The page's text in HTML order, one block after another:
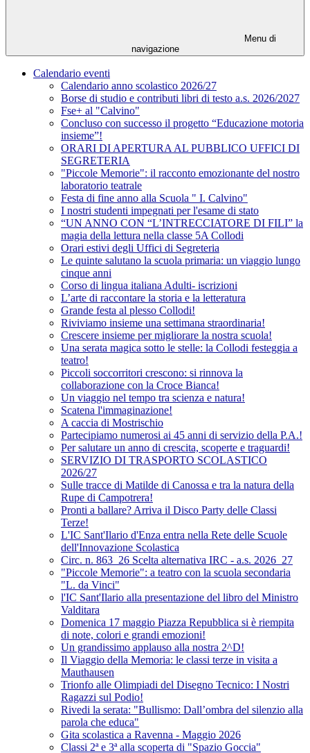
Menu di
navigazione
Calendario eventi
Calendario anno scolastico 2026/27
Borse di studio e contributi libri di testo a.s. 2026/2027
Fse+ al "Calvino"
Concluso con successo il progetto “Educazione motoria
insieme”!
ORARI DI APERTURA AL PUBBLICO UFFICI DI
SEGRETERIA
"Piccole Memorie": il racconto emozionante del nostro
laboratorio teatrale
Festa di fine anno alla Scuola " I. Calvino"
I nostri studenti impegnati per l'esame di stato
“UN ANNO CON “L’INTRECCIATORE DI FILI” la
magia della lettura nella classe 5A Collodi
Orari estivi degli Uffici di Segreteria
Le quinte salutano la scuola primaria: un viaggio lungo
cinque anni
Corso di lingua italiana Adulti- iscrizioni
L’arte di raccontare la storia e la letteratura
Grande festa al plesso Collodi!
Riviviamo insieme una settimana straordinaria!
Crescere insieme per migliorare la nostra scuola!
Una serata magica sotto le stelle: la Collodi festeggia a
teatro!
Piccoli soccorritori crescono: si rinnova la
collaborazione con la Croce Bianca!
Un viaggio nel tempo tra scienza e natura!
Scatena l'immaginazione!
A caccia di Mostrischio
Partecipiamo numerosi ai 45 anni di servizio della P.A.!
Per salutare un anno di crescita, scoperte e traguardi!
SERVIZIO DI TRASPORTO SCOLASTICO
2026/27
Sulle tracce di Matilde di Canossa e tra la natura della
Rupe di Campotrera!
Pronti a ballare? Arriva il Disco Party delle Classi
Terze!
L'IC Sant'Ilario d'Enza entra nella Rete delle Scuole
dell'Innovazione Scolastica
Circ. n. 863_26 Scelta alternativa IRC - a.s. 2026_27
"Piccole Memorie": a teatro con la scuola secondaria
"L. da Vinci"
l'IC Sant'Ilario alla presentazione del libro del Ministro
Valditara
Domenica 17 maggio Piazza Repubblica si è riempita
di note, colori e grandi emozioni!
Un grandissimo applauso alla nostra 2^D!
Il Viaggio della Memoria: le classi terze in visita a
Mauthausen
Trionfo alle Olimpiadi del Disegno Tecnico: I Nostri
Ragazzi sul Podio!
Rivedi la serata: "Bullismo: Dall’ombra del silenzio alla
parola che educa"
Gita scolastica a Ravenna - Maggio 2026
Classi 2ª e 3ª alla scoperta di "Spazio Goccia"